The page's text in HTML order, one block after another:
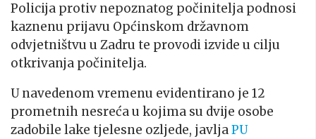
Policija protiv nepoznatog počinitelja podnosi
kaznenu prijavu Općinskom državnom
odvjetništvu u Zadru te provodi izvide u cilju
otkrivanja počinitelja.
U navedenom vremenu evidentirano je 12
prometnih nesreća u kojima su dvije osobe
zadobile lake tjelesne ozljede, javljaPU